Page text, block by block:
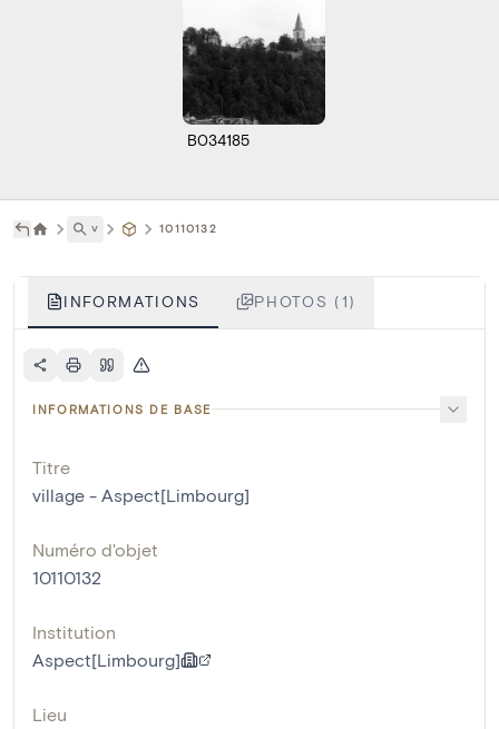
B034185
˅ 10110132
INFORMATIONS PHOTOS (1)
INFORMATIONS DE BASE
Titre
village - Aspect[Limbourg]
Numéro d'objet
10110132
Institution
Aspect[Limbourg]
Lieu